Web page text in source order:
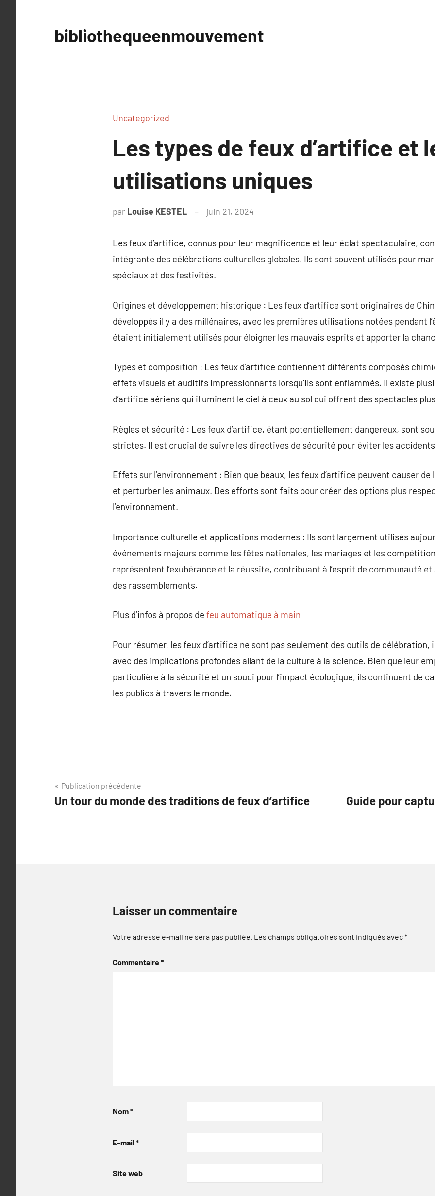
bibliothequeenmouvement
Uncategorized
Les types de feux d’artifice et
utilisations uniques
par Louise KESTEL juin 21, 2024
Les feux d’artifice, connus pour leur magnificence et leur éclat spectaculaire,
intégrante des célébrations culturelles globales. Ils sont souvent utilisés pour
spéciaux et des festivités.
Origines et développement historique : Les feux d’artifice sont originaires de
développés il y a des millénaires, avec les premières utilisations notées pendant
étaient initialement utilisés pour éloigner les mauvais esprits et apporter la
Types et composition : Les feux d’artifice contiennent différents composés
effets visuels et auditifs impressionnants lorsqu’ils sont enflammés. Il existe
d’artifice aériens qui illuminent le ciel à ceux au sol qui offrent des spectacles
Règles et sécurité : Les feux d’artifice, étant potentiellement dangereux, sont
strictes. Il est crucial de suivre les directives de sécurité pour éviter les
Effets sur l’environnement : Bien que beaux, les feux d’artifice peuvent causer
et perturber les animaux. Des efforts sont faits pour créer des options plus
l’environnement.
Importance culturelle et applications modernes : Ils sont largement utilisés
événements majeurs comme les fêtes nationales, les mariages et les
représentent l’exubérance et la réussite, contribuant à l’esprit de communauté et
des rassemblements.
Plus d’infos à propos de feu automatique à main
Pour résumer, les feux d’artifice ne sont pas seulement des outils de
avec des implications profondes allant de la culture à la science. Bien que leur
particulière à la sécurité et un souci pour l’impact écologique, ils continuent de
les publics à travers le monde.
Navigation
de
Publication précédente
Un tour du monde des traditions de feux d’artifice
Guide pour
Laisser un commentaire
Votre adresse e-mail ne sera pas publiée. Les champs obligatoires sont indiqués avec*
Commentaire*
Nom*
E-mail *
Site web